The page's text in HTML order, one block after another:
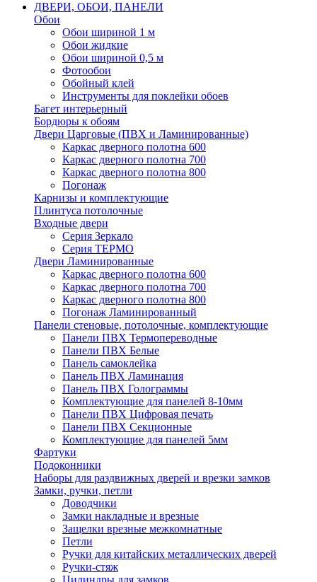
ДВЕРИ, ОБОИ, ПАНЕЛИ
Обои
Обои шириной 1 м
Обои жидкие
Обои шириной 0,5 м
Фотообои
Обойный клей
Инструменты для поклейки обоев
Багет интерьерный
Бордюры к обоям
Двери Царговые (ПВХ и Ламинированные)
Каркас дверного полотна 600
Каркас дверного полотна 700
Каркас дверного полотна 800
Погонаж
Карнизы и комплектующие
Плинтуса потолочные
Входные двери
Серия Зеркало
Серия ТЕРМО
Двери Ламинированные
Каркас дверного полотна 600
Каркас дверного полотна 700
Каркас дверного полотна 800
Погонаж Ламинированный
Панели стеновые, потолочные, комплектующие
Панели ПВХ Термопереводные
Панели ПВХ Белые
Панель самоклейка
Панель ПВХ Ламинация
Панель ПВХ Голограммы
Комплектующие для панелей 8-10мм
Панели ПВХ Цифровая печать
Панели ПВХ Секционные
Комплектующие для панелей 5мм
Фартуки
Подоконники
Наборы для раздвижных дверей и врезки замков
Замки, ручки, петли
Доводчики
Замки накладные и врезные
Защелки врезные межкомнатные
Петли
Ручки для китайских металлических дверей
Ручки-стяж
Цилиндры для замков